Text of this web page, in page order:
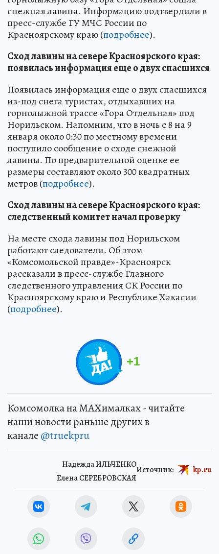
снежная лавина. Информацию подтвердили в
пресс-службе ГУ МЧС России по
Красноярскому краю (подробнее).
Сход лавины на севере Красноярского края:
появилась информация еще о двух спасшихся
Появилась информация еще о двух спасшихся
из-под снега туристах, отдыхавших на
горнолыжной трассе «Гора Отдельная» под
Норильском. Напомним, что в ночь с 8 на 9
января около 0:30 по местному времени
поступило сообщение о сходе снежной
лавины. По предварительной оценке ее
размеры составляют около 300 квадратных
метров (подробнее).
Сход лавины на севере Красноярского края:
следственный комитет начал проверку
На месте схода лавины под Норильском
работают следователи. Об этом
«Комсомольской правде»-Красноярск
рассказали в пресс-службе Главного
следственного управления СК России по
Красноярскому краю и Республике Хакасии
(подробнее).
+1
Комсомолка на MAXималках - читайте
наши новости раньше других в
канале @truekpru
Надежда ИЛЬЧЕНКО
Елена СЕРЕБРОВСКАЯ
Источник: kp.ru